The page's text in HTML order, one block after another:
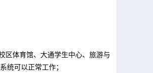
区体育馆、大通学生中心、旅游与
统可以正常工作；